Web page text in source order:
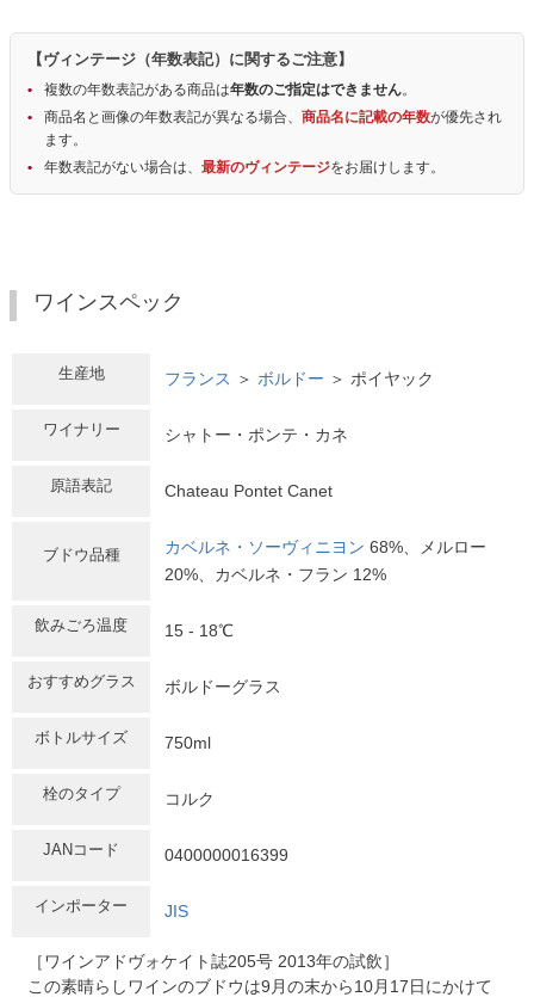
【ヴィンテージ（年数表記）に関するご注意】
複数の年数表記がある商品は年数のご指定はできません。
商品名と画像の年数表記が異なる場合、 商品名に記載の年数が優先され
ます。
年数表記がない場合は、 最新のヴィンテージをお届けします。
ワインスペック
生産地 フランス ＞ ボルドー ＞ ポイヤック
ワイナリー シャトー・ポンテ・カネ
原語表記 Chateau Pontet Canet
ブドウ品種 カベルネ・ソーヴィニヨン 68%、メルロー
20%、カベルネ・フラン 12%
飲みごろ温度 15 - 18℃
おすすめグラス ボルドーグラス
ボトルサイズ 750ml
栓のタイプ コルク
JANコード 0400000016399
インポーター JIS
［ワインアドヴォケイト誌205号 2013年の試飲］
この素晴らしワインのブドウは9月の末から10月17日にかけて